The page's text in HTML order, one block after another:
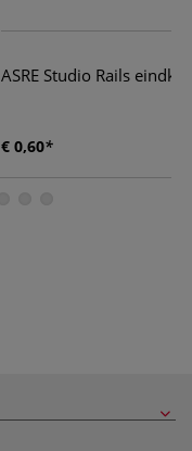
ASRE Studio Rails
€ 0,60